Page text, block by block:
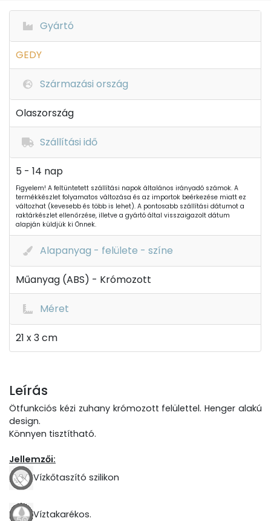
Gyártó
GEDY
Származási ország
Olaszország
Szállítási idő
5 - 14 nap
Figyelem! A feltüntetett szállítási napok általános irányadó számok. A
termékkészlet folyamatos változása és az importok beérkezése miatt ez
változhat (kevesebb és több is lehet). A pontosabb szállítási dátumot a
raktárkészlet ellenőrzése, illetve a gyártó által visszaigazolt dátum
alapján küldjük ki Önnek.
Alapanyag - felülete - színe
Műanyag (ABS) - Krómozott
Méret
21 x 3 cm
Leírás
Ötfunkciós kézi zuhany krómozott felülettel. Henger alakú
design.
Könnyen tisztítható.
Jellemzői:
Vízkőtaszító szilikon
Víztakarékos.